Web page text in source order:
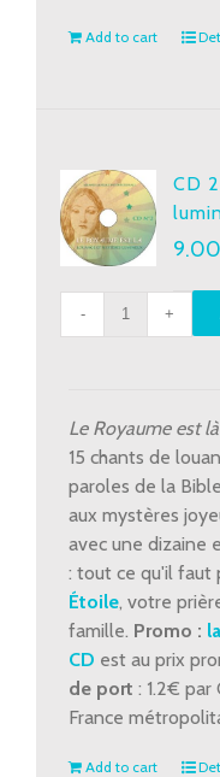
Add to cart
CD
CD
et
mystères
lumineux
quantity
Le Royaume est
15 chants de
paroles de la
aux mystères
avec une dizaine
: tout ce qu'il faut
Étoile, votre
famille. Promo :
CD est au prix
de port : 1.2€ par
France
Add to cart